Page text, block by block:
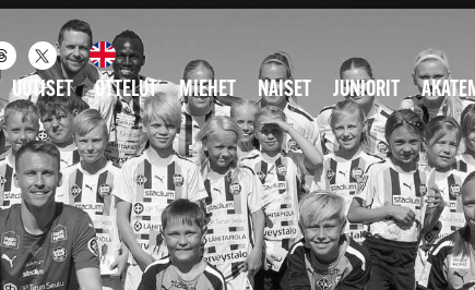
UUTISET OTTELUT MIEHET NAISET JUNIORIT